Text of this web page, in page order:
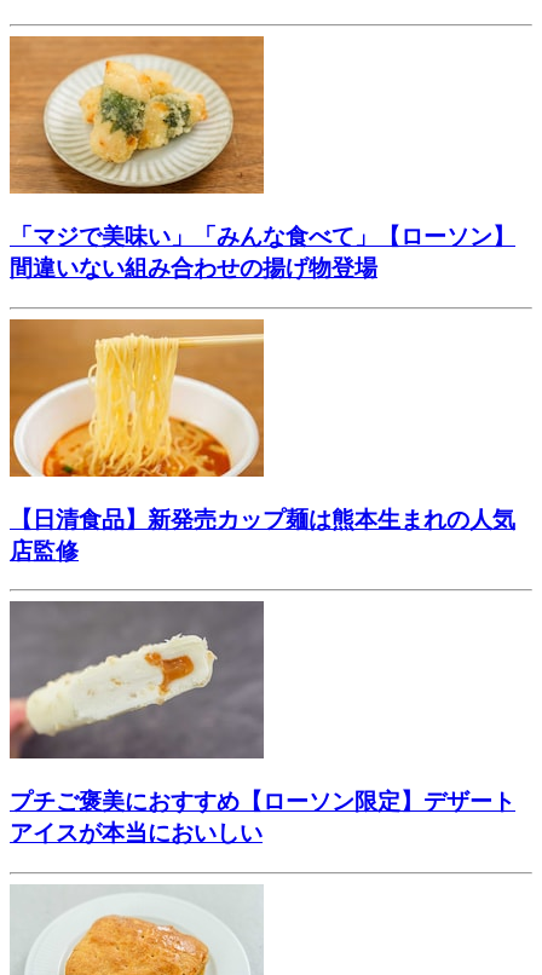
「マジで美味い」「みんな食べて」【ローソン】
間違いない組み合わせの揚げ物登場
【日清食品】新発売カップ麺は熊本生まれの人気
店監修
プチご褒美におすすめ【ローソン限定】デザート
アイスが本当においしい